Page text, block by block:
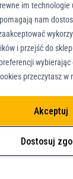
z o.o. - Wszelkie
im
nam
i przejść do
wybierając
przeczytasz w
Akceptuj
Dostosuj